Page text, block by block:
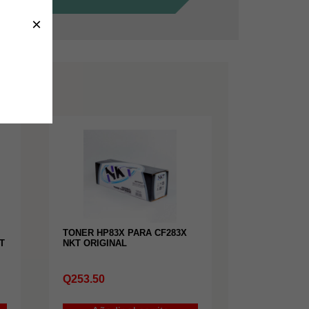
TONER HP83X PARA CF283X
NKT ORIGINAL
Q253.50
×